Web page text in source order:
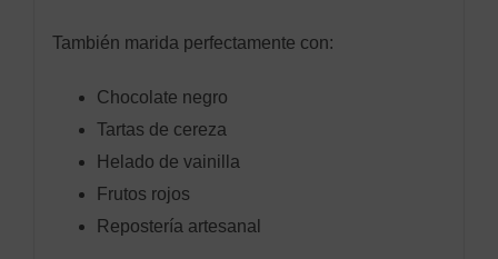
También marida perfectamente con:
Chocolate negro
Tartas de cereza
Helado de vainilla
Frutos rojos
Repostería artesanal